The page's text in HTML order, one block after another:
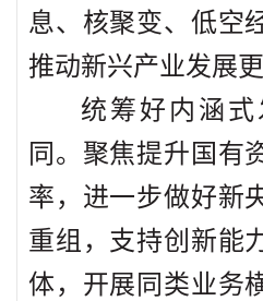
息、核聚变、低空
推动新兴产业发展更
统筹好内涵
同。聚焦提升国有
率，进一步做好新
重组，支持创新能
体，开展同类业务